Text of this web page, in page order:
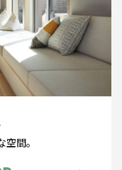
空間。